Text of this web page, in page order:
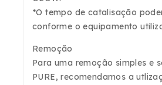
*O tempo de catalisação
conforme o equipamento
Remoção
Para uma remoção simples e
PURE, recomendamos a